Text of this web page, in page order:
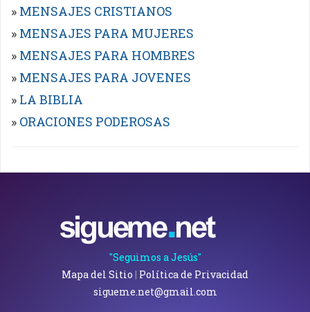
» MENSAJES CRISTIANOS
» MENSAJES PARA MUJERES
» MENSAJES PARA HOMBRES
» MENSAJES PARA JOVENES
» LA BIBLIA
» ORACIONES PODEROSAS
"Seguimos a Jesús"
Mapa del Sitio | Política de Privacidad
sigueme.net@gmail.com